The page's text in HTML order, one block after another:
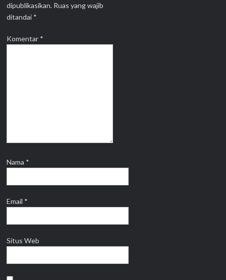
dipublikasikan. Ruas yang wajib
ditandai *
Komentar *
Nama *
Email *
Situs Web